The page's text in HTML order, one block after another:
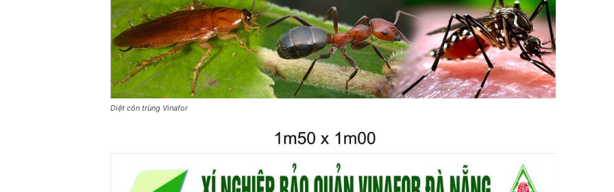
Diệt côn trùng Vinafor